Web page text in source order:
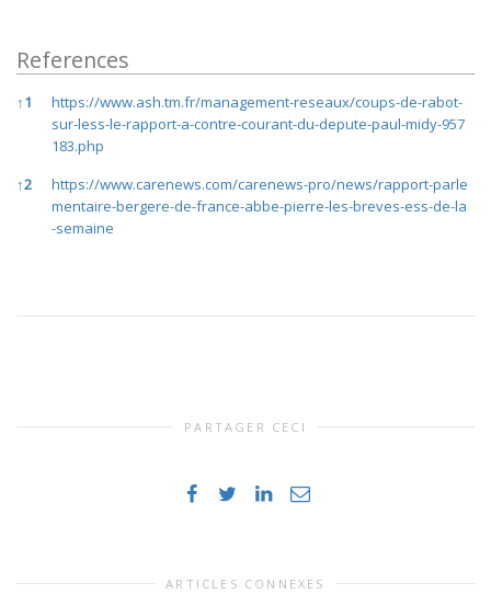
References
References
↑1
https://www.ash.tm.fr/management-reseaux/coups-de-rabot-
sur-less-le-rapport-a-contre-courant-du-depute-paul-midy-957
183.php
↑2
https://www.carenews.com/carenews-pro/news/rapport-parle
mentaire-bergere-de-france-abbe-pierre-les-breves-ess-de-la
-semaine
PARTAGER CECI
ARTICLES CONNEXES